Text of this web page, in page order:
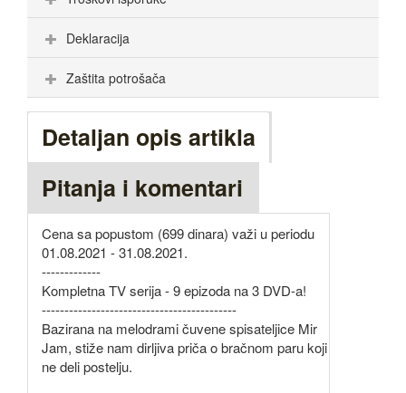
Deklaracija
Zaštita potrošača
Detaljan opis artikla
Pitanja i komentari
Cena sa popustom (699 dinara) važi u periodu
01.08.2021 - 31.08.2021.
-------------
Kompletna TV serija - 9 epizoda na 3 DVD-a!
-------------------------------------------
Bazirana na melodrami čuvene spisateljice Mir
Jam, stiže nam dirljiva priča o bračnom paru koji
ne deli postelju.